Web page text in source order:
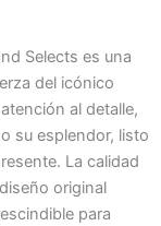
Selects es una
del icónico
al detalle,
su esplendor, listo
La calidad
original
para